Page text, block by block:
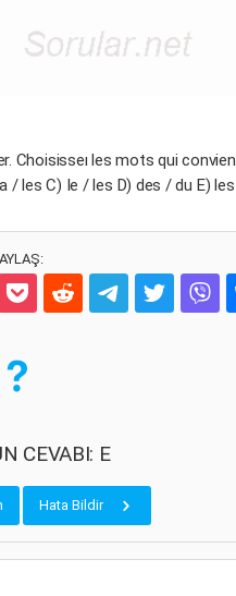
les mots qui
/ les C) Ie / les D) des / du E)
CEVABI: E
Hata Bildir